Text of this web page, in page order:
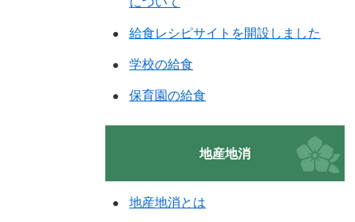
給食レシピサイトを開設しました
学校の給食
保育園の給食
地産地消
地産地消とは